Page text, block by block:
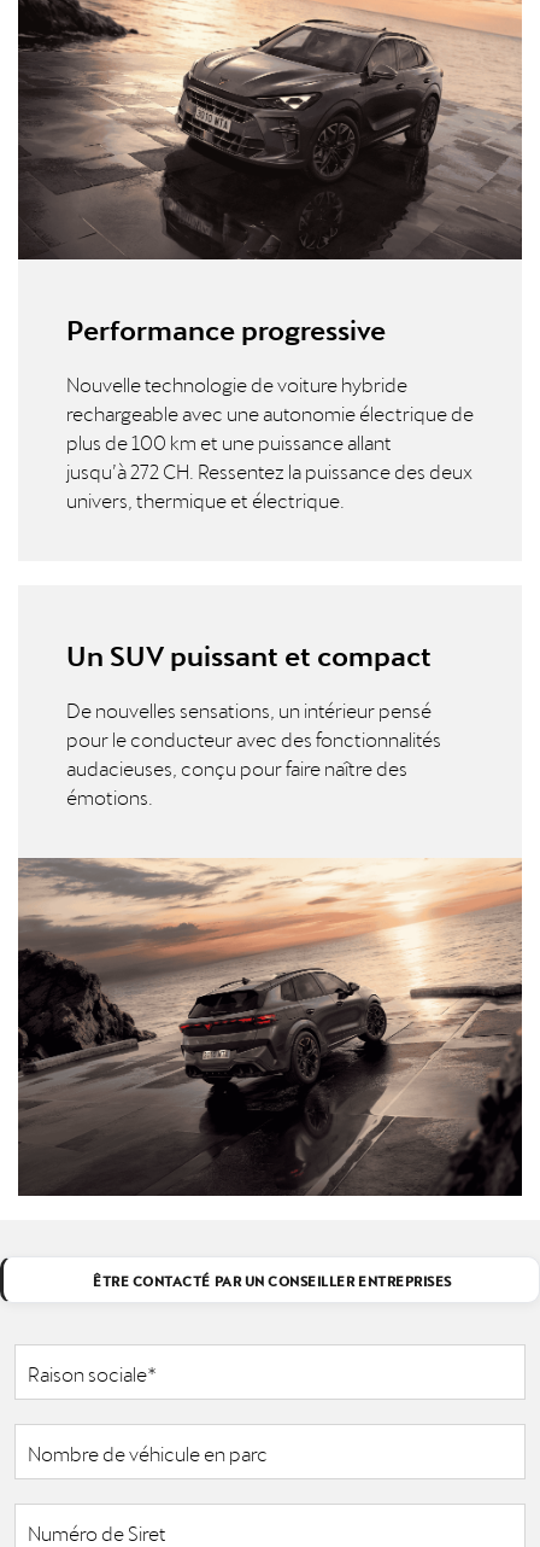
Performance progressive
Nouvelle technologie de voiture hybride
rechargeable avec une autonomie électrique de
plus de 100 km et une puissance allant
jusqu’à 272 CH. Ressentez la puissance des deux
univers, thermique et électrique.
Un SUV puissant et compact
De nouvelles sensations, un intérieur pensé
pour le conducteur avec des fonctionnalités
audacieuses, conçu pour faire naître des
émotions.
ÊTRE CONTACTÉ PAR UN CONSEILLER ENTREPRISES